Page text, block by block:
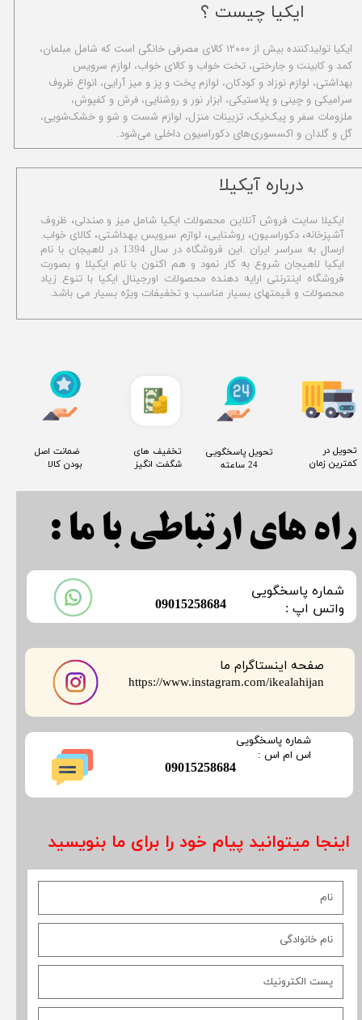
​درباره آیکیلا
ایکیلا سایت فروش آنلاین محصولات ایکیا شامل میز و صندلی، ظروف
آشپزخانه، دکوراسیون، روشنایی، لوازم سرویس بهداشتی، کالای خواب.
ارسال به سراسر ایران .این فروشگاه در سال 1394 در لاهیجان با نام
ایکیا لاهیجان شروع به کار نمود و هم اکنون با نام ایکیلا و بصورت
فروشگاه اینترنتی ارایه دهنده محصولات اورجینال ایکیا با تنوع زیاد
محصولات و قیمتهای بسیار مناسب و تخفیفات ویژه بسیار می باشد.
صفحه اینستاگرام ما
​​​​​​​https://www.instagram.com/ikealahijan
​شماره پاسخگویی
​​​​​واتس اپ :
​09015258684
اینجا میتوانید پیام خود را برای ما بنویسید
راه های ارتباطی با ما :
​09015258684
​شماره پاسخگویی
​​​​​اس ام اس :
ایکیا چیست ؟
ا​یکیا تولیدکننده بیش از ۱۲۰۰۰ کالای مصرفی خانگی است که شامل مبلمان،
کمد و کابینت و جارختی، تخت خواب و کالای خواب، لوازم سرویس
بهداشتی، لوازم نوزاد و کودکان، لوازم پخت و پز و میز آرایی، انواع ظروف
سرامیکی و چینی و پلاستیکی، ابزار نور و روشنایی، فرش و کفپوش،
ملزومات سفر و پیک‌نیک، تزیینات منزل، لوازم شست و شو و خشک‌شویی،
گل و گلدان و اکسسوری‌های دکوراسیون داخلی می‌شود.
​تحویل در
کمترین زمان
​تحویل پاسخگویی
24 ساعته
​تخفیف های
شگفت انگیز
​ ضمانت اصل
بودن کالا